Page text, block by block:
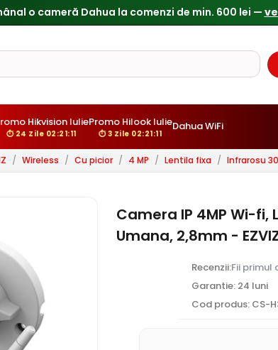
de pana la 25% doar in luna iulie → Vezi
Hikvision Iulie
⏱ 24 Zile 02:21:10
Promo Hilook Iulie
⏱ 3 Zile 02:21:10
Dahua WiFi
/ Wireless / Cu picior / 4 MP / Lentila fixa / Infrarosu
Camera IP 4MP Wi-fi,
Umana, 2,8mm -
Recenzii:Fii primul
Garantie: 24 luni
Cod produs: CS-